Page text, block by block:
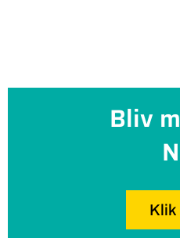
Bliv
Klik